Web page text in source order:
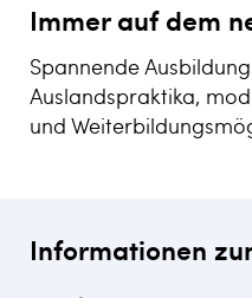
Immer auf dem
Spannende
Auslandspraktika,
und
Informationen